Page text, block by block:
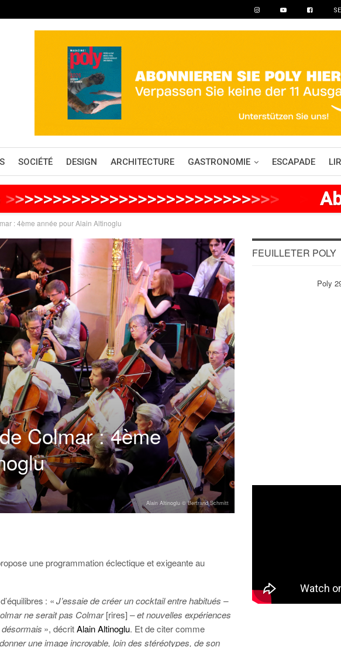
SOCIÉTÉ DESIGN ARCHITECTURE GASTRONOMIE ESCAPADE
>>>>>>>>>>>>>>>>>>>>>>>>>>>>>
: 4ème année pour Alain Altinoglu
Colmar : 4ème
Alain Altinoglu © Bertrand Schmitt
une programmation éclectique et exigeante au
: «J’essaie de créer un cocktail entre habitués –
ne serait pas Colmar[rires] – et nouvelles expériences
», décritAlain Altinoglu. Et de citer comme
une image incroyable, loin des stéréotypes, de son
FEUILLETER POLY
Poly